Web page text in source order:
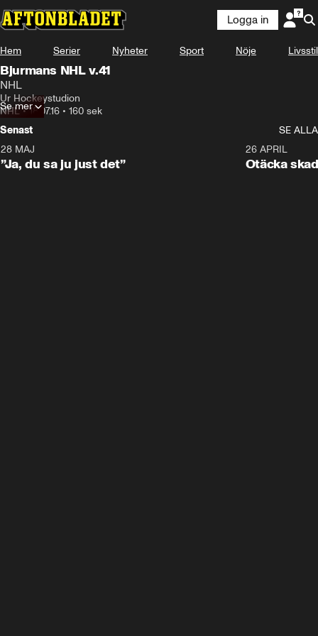
Logga in
Hem Serier Nyheter Sport Nöje Livsstil
Bjurmans NHL v.41
NHL
Ur Hockeystudion
NHL•18.07.16 • 160 sek
Se mer
Senast
SE ALLA
28 MAJ
”Ja, du sa ju just det”
26 APRIL
Otäcka